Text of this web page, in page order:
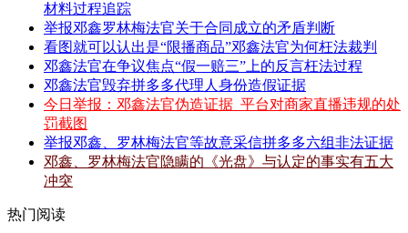
材料过程追踪
举报邓鑫罗林梅法官关于合同成立的矛盾判断
看图就可以认出是“限播商品”邓鑫法官为何枉法裁判
邓鑫法官在争议焦点“假一赔三”上的反言枉法过程
邓鑫法官毁弃拼多多代理人身份造假证据
今日举报：邓鑫法官伪造证据_平台对商家直播违规的处
罚截图
举报邓鑫、罗林梅法官等故意采信拼多多六组非法证据
邓鑫、罗林梅法官隐瞒的《光盘》与认定的事实有五大
冲突
热门阅读